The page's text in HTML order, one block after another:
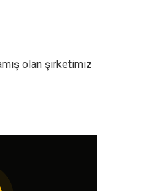
olan şirketimiz